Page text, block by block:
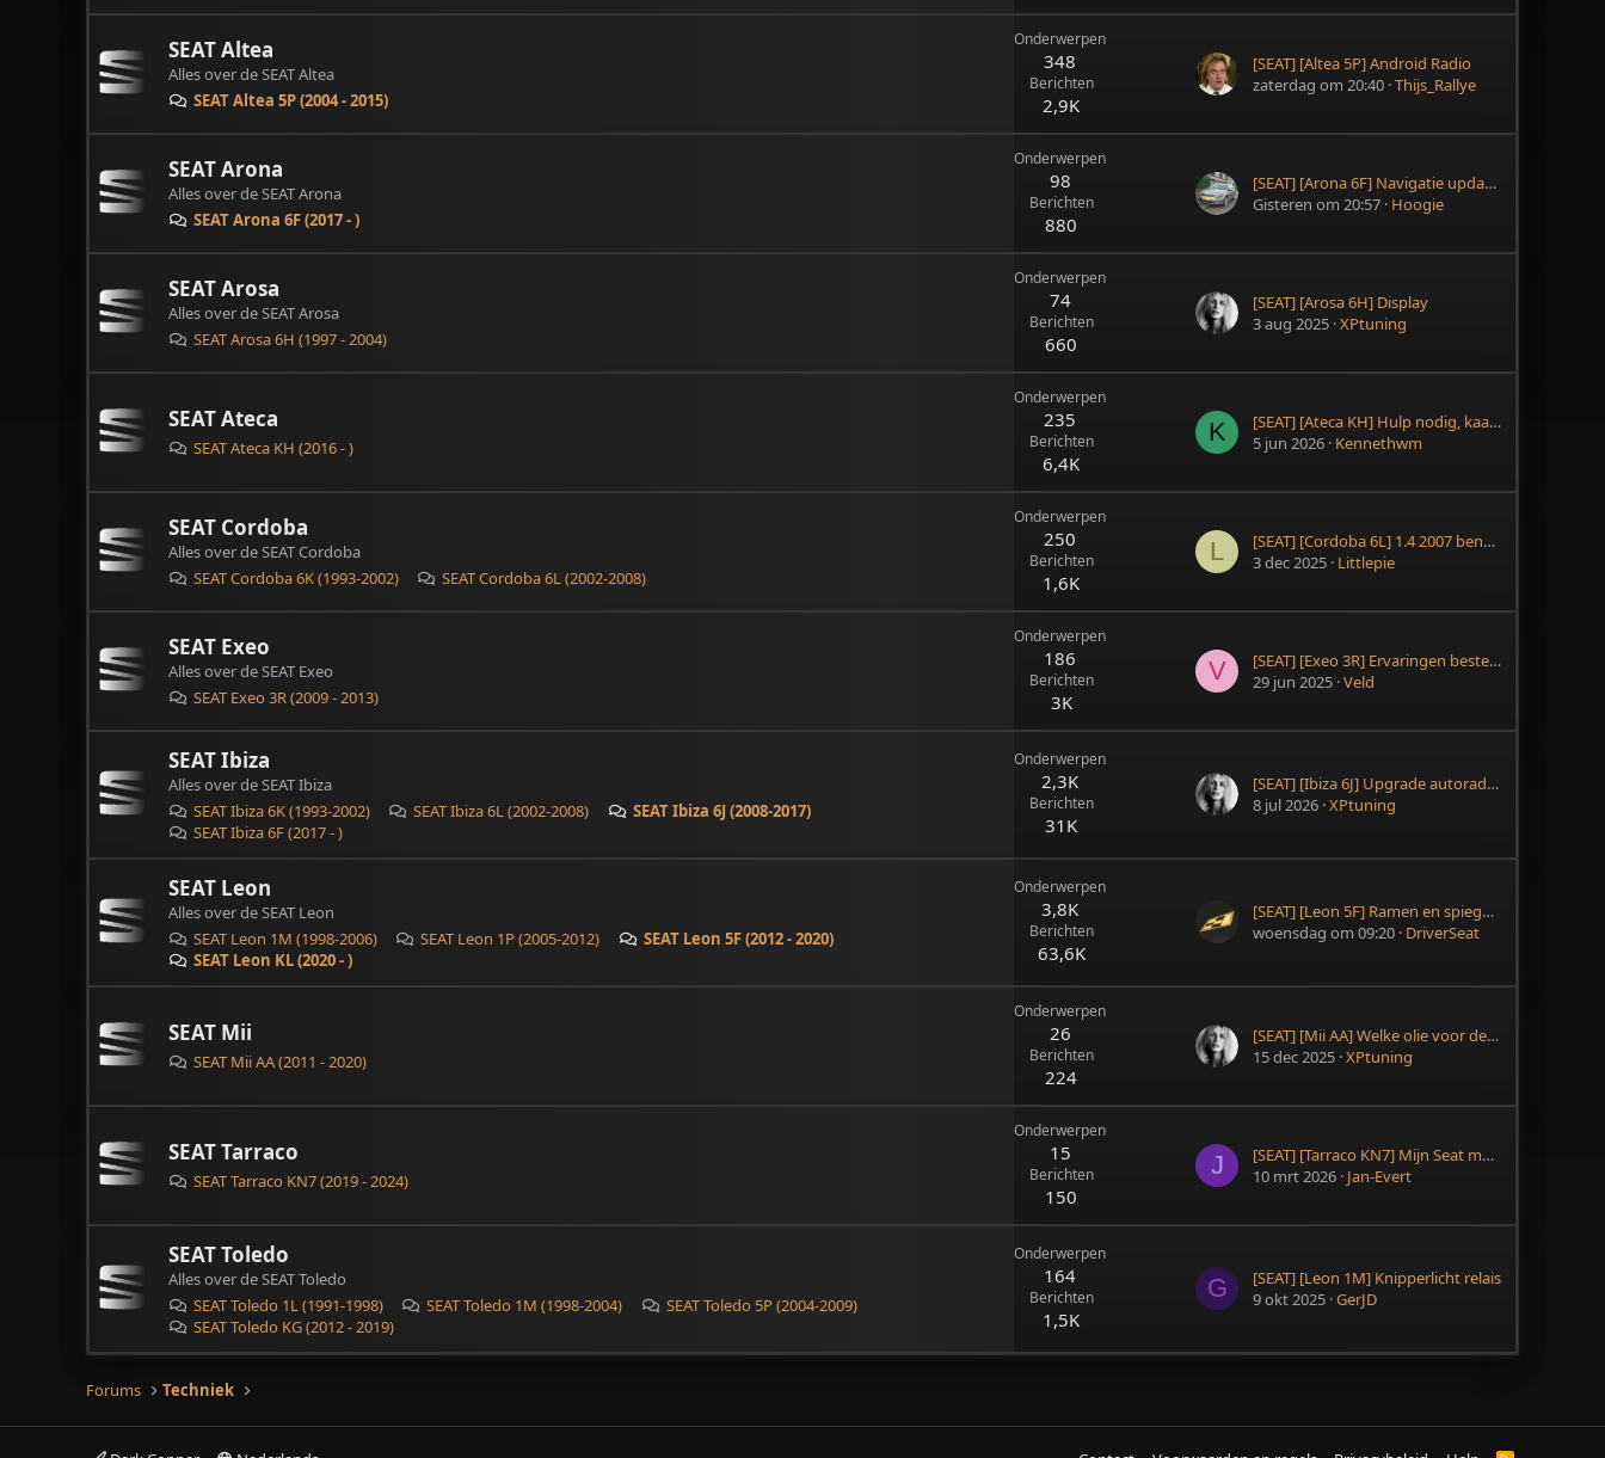
SEAT Altea
Alles over de SEAT Altea
SEAT Altea 5P (2004 - 2015)
Onderwerpen
348
Berichten
2,9K
[SEAT] [Altea 5P] Android Radio
zaterdag om 20:40 Thijs_Rallye
SEAT Arona
Alles over de SEAT Arona
SEAT Arona 6F (2017 - )
Onderwerpen
98
Berichten
880
[SEAT] [Arona 6F] Navigatie update niet meer te redden!
Gisteren om 20:57 Hoogie
SEAT Arosa
Alles over de SEAT Arosa
SEAT Arosa 6H (1997 - 2004)
Onderwerpen
74
Berichten
660
[SEAT] [Arosa 6H] Display
3 aug 2025 XPtuning
SEAT Ateca
SEAT Ateca KH (2016 - )
Onderwerpen
235
Berichten
6,4K
K
[SEAT] [Ateca KH] Hulp nodig, kaarten van navigatie updaten
5 jun 2026 Kennethwm
SEAT Cordoba
Alles over de SEAT Cordoba
SEAT Cordoba 6K (1993-2002)
SEAT Cordoba 6L (2002-2008)
Onderwerpen
250
Berichten
1,6K
L
[SEAT] [Cordoba 6L] 1.4 2007 benzine tikkend geluid
3 dec 2025 Littlepie
SEAT Exeo
Alles over de SEAT Exeo
SEAT Exeo 3R (2009 - 2013)
Onderwerpen
186
Berichten
3K
V
[SEAT] [Exeo 3R] Ervaringen bestellen onderdeel via Ebay
29 jun 2025 Veld
SEAT Ibiza
Alles over de SEAT Ibiza
SEAT Ibiza 6K (1993-2002)
SEAT Ibiza 6L (2002-2008)
SEAT Ibiza 6J (2008-2017)
SEAT Ibiza 6F (2017 - )
Onderwerpen
2,3K
Berichten
31K
[SEAT] [Ibiza 6J] Upgrade autoradio face lift 2015
8 jul 2026 XPtuning
SEAT Leon
Alles over de SEAT Leon
SEAT Leon 1M (1998-2006)
SEAT Leon 1P (2005-2012)
SEAT Leon 5F (2012 - 2020)
SEAT Leon KL (2020 - )
Onderwerpen
3,8K
Berichten
63,6K
[SEAT] [Leon 5F] Ramen en spiegels inleren
woensdag om 09:20 DriverSeat
SEAT Mii
SEAT Mii AA (2011 - 2020)
Onderwerpen
26
Berichten
224
[SEAT] [Mii AA] Welke olie voor de Mii.
15 dec 2025 XPtuning
SEAT Tarraco
SEAT Tarraco KN7 (2019 - 2024)
Onderwerpen
15
Berichten
150
J
[SEAT] [Tarraco KN7] Mijn Seat moet online.
10 mrt 2026 Jan-Evert
SEAT Toledo
Alles over de SEAT Toledo
SEAT Toledo 1L (1991-1998)
SEAT Toledo 1M (1998-2004)
SEAT Toledo 5P (2004-2009)
SEAT Toledo KG (2012 - 2019)
Onderwerpen
164
Berichten
1,5K
G
[SEAT] [Leon 1M] Knipperlicht relais
9 okt 2025 GerJD
Forums Techniek